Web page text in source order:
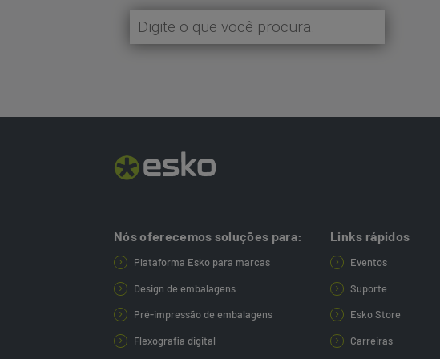
Nós oferecemos soluções para:
Plataforma Esko para marcas
Design de embalagens
Pré-impressão de embalagens
Flexografia digital
Links rápidos
Eventos
Suporte
Esko Store
Carreiras